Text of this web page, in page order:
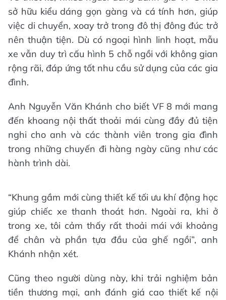
sở hữu kiểu dáng gọn gàng và cá tính hơn, giúp
việc di chuyển, xoay trở trong đô thị đông đúc trở
nên thuận tiện. Dù có ngoại hình linh hoạt, mẫu
xe vẫn duy trì cấu hình 5 chỗ ngồi với không gian
rộng rãi, đáp ứng tốt nhu cầu sử dụng của các gia
đình.
Anh Nguyễn Văn Khánh cho biết VF 8 mới mang
đến khoang nội thất thoải mái cùng đầy đủ tiện
nghi cho anh và các thành viên trong gia đình
trong những chuyến đi hàng ngày cũng như các
hành trình dài.
“Khung gầm mới cùng thiết kế tối ưu khí động học
giúp chiếc xe thanh thoát hơn. Ngoài ra, khi ở
trong xe, tôi cảm thấy rất thoải mái với khoảng
để chân và phần tựa đầu của ghế ngồi”, anh
Khánh nhận xét.
Cũng theo người dùng này, khi trải nghiệm bản
tiền thương mại, anh đánh giá cao thiết kế nội